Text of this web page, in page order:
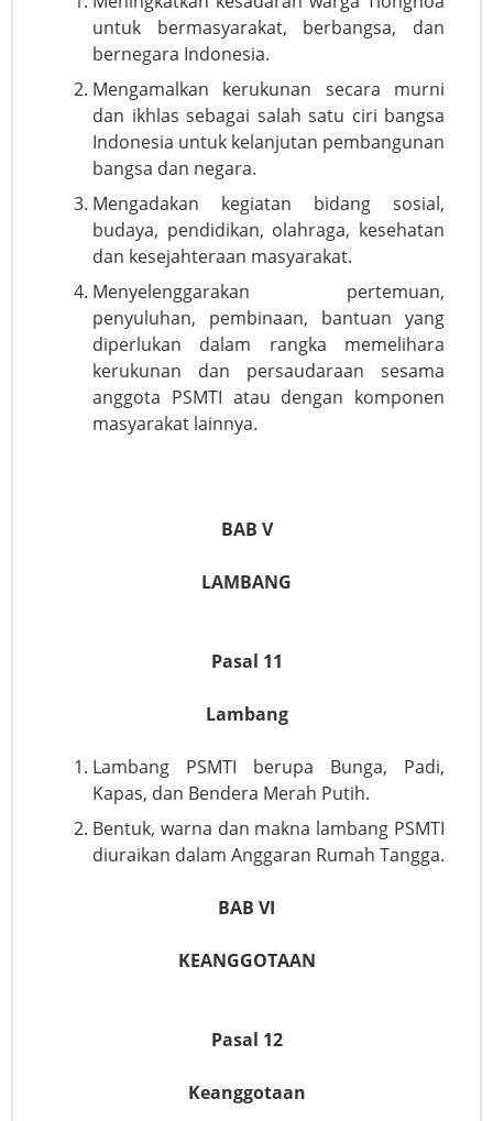
untuk bermasyarakat, berbangsa, dan
bernegara Indonesia.
Mengamalkan kerukunan secara murni
dan ikhlas sebagai salah satu ciri bangsa
Indonesia untuk kelanjutan pembangunan
bangsa dan negara.
Mengadakan kegiatan bidang sosial,
budaya, pendidikan, olahraga, kesehatan
dan kesejahteraan masyarakat.
Menyelenggarakan pertemuan,
penyuluhan, pembinaan, bantuan yang
diperlukan dalam rangka memelihara
kerukunan dan persaudaraan sesama
anggota PSMTI atau dengan komponen
masyarakat lainnya.
BAB V
LAMBANG
Pasal 11
Lambang
Lambang PSMTI berupa Bunga, Padi,
Kapas, dan Bendera Merah Putih.
Bentuk, warna dan makna lambang PSMTI
diuraikan dalam Anggaran Rumah Tangga.
BAB VI
KEANGGOTAAN
Pasal 12
Keanggotaan